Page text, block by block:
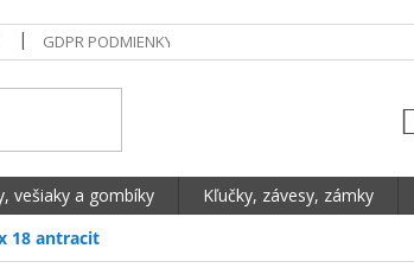
GDPR PODMIENKY OCHRANY OSOBNÝCH ÚDAJOV
vešiaky a gombíky Kľučky, závesy, zámky
18 antracit